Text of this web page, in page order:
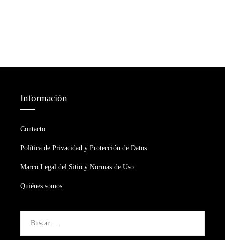
Información
Contacto
Política de Privacidad y Protección de Datos
Marco Legal del Sitio y Normas de Uso
Quiénes somos